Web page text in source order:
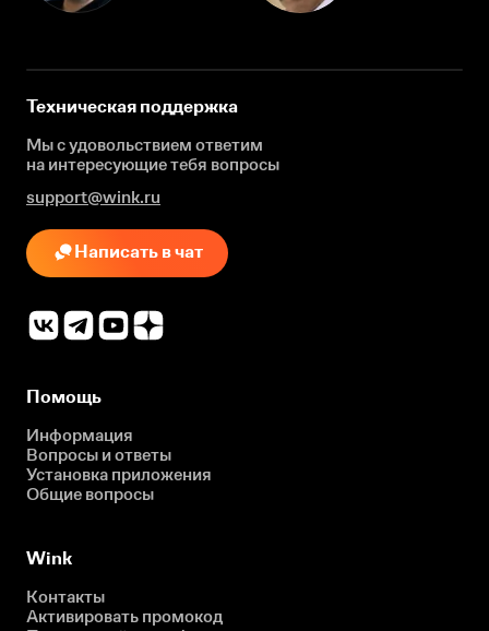
Техническая поддержка
Мы с удовольствием ответим
на интересующиетебя вопросы
support@wink.ru
Написать в чат
Помощь
Информация
Вопросы и ответы
Установка приложения
Общие вопросы
Wink
Контакты
Активировать промокод